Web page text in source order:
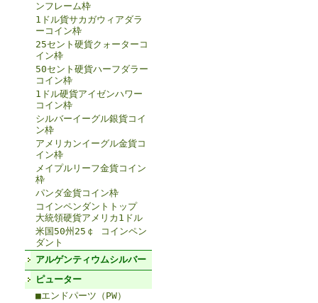
ンフレーム枠
1ドル貨サカガウィアダラ
ーコイン枠
25セント硬貨クォーターコ
イン枠
50セント硬貨ハーフダラー
コイン枠
1ドル硬貨アイゼンハワー
コイン枠
シルバーイーグル銀貨コイ
ン枠
アメリカンイーグル金貨コ
イン枠
メイプルリーフ金貨コイン
枠
パンダ金貨コイン枠
コインペンダントトップ
大統領硬貨アメリカ1ドル
米国50州25￠ コインペン
ダント
アルゲンティウムシルバー
ピューター
■エンドパーツ（PW）